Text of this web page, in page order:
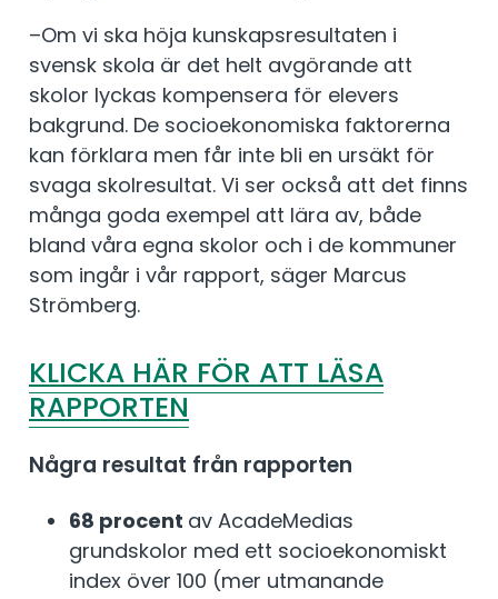
–Om vi ska höja kunskapsresultaten i
svensk skola är det helt avgörande att
skolor lyckas kompensera för elevers
bakgrund. De socioekonomiska faktorerna
kan förklara men får inte bli en ursäkt för
svaga skolresultat. Vi ser också att det finns
många goda exempel att lära av, både
bland våra egna skolor och i de kommuner
som ingår i vår rapport, säger Marcus
Strömberg.
KLICKA HÄR FÖR ATT LÄSA
RAPPORTEN
Några resultat från rapporten
68 procent av AcadeMedias
grundskolor med ett socioekonomiskt
index över 100 (mer utmanande